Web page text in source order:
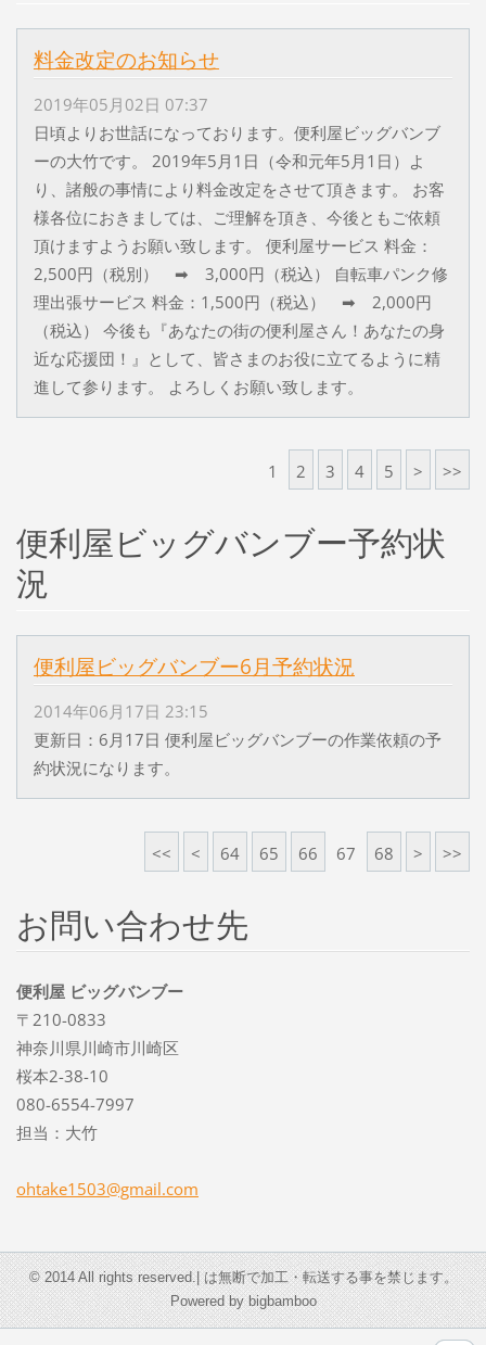
料金改定のお知らせ
2019年05月02日 07:37
日頃よりお世話になっております。便利屋ビッグバンブ
ーの大竹です。 2019年5月1日（令和元年5月1日）よ
り、諸般の事情により料金改定をさせて頂きます。 お客
様各位におきましては、ご理解を頂き、今後ともご依頼
頂けますようお願い致します。 便利屋サービス 料金：
2,500円（税別） ➡ 3,000円（税込） 自転車パンク修
理出張サービス 料金：1,500円（税込） ➡ 2,000円
（税込） 今後も『あなたの街の便利屋さん！あなたの身
近な応援団！』として、皆さまのお役に立てるように精
進して参ります。 よろしくお願い致します。
1 2 3 4 5 > >>
便利屋ビッグバンブー予約状
況
便利屋ビッグバンブー6月予約状況
2014年06月17日 23:15
更新日：6月17日 便利屋ビッグバンブーの作業依頼の予
約状況になります。
<< < 64 65 66 67 68 > >>
お問い合わせ先
便利屋 ビッグバンブー
〒210-0833
神奈川県川崎市川崎区
桜本2-38-10
080-6554-7997
担当：大竹
ohtake1503@gmail.com
© 2014 All rights reserved.| は無断で加工・転送する事を禁じます。
Powered by bigbamboo